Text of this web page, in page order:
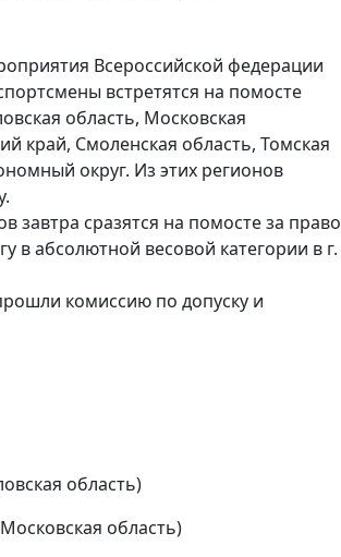
Всероссийской федерации
встретятся на помосте
область, Московская
край, Смоленская область, Томская
округ. Из этих регионов
завтра сразятся на помосте за право
в абсолютной весовой категории в г.
комиссию по допуску и
область)
область)